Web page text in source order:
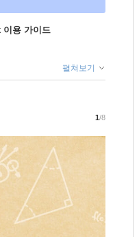
용 가이드
펼쳐보기
1/8